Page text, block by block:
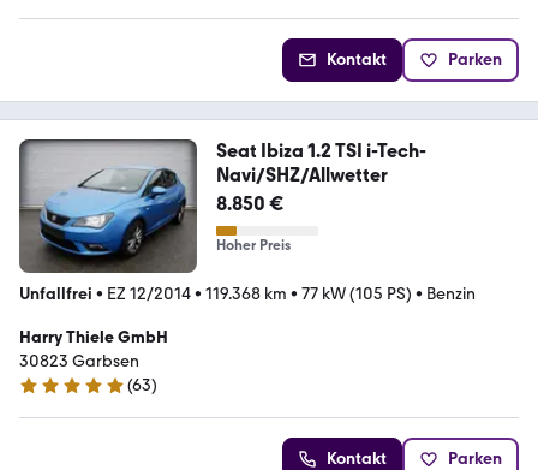
Kontakt Parken
Seat Ibiza 1.2 TSI i-Tech-
Navi/SHZ/Allwetter
8.850 €
Hoher Preis
Unfallfrei • EZ 12/2014• 119.368 km • 77 kW (105 PS) • Benzin
Harry Thiele GmbH
30823 Garbsen
4.9 Sterne
(63)
Kontakt Parken